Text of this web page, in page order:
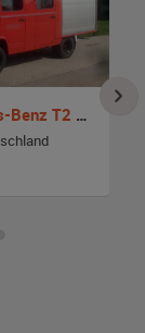
Mercedes-Benz T2 Modell 409 Feuerwehr